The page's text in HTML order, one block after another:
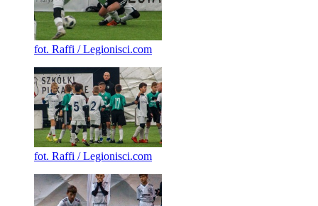
fot. Raffi / Legionisci.com
fot. Raffi / Legionisci.com